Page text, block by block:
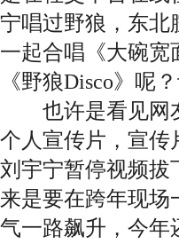
宁唱过野狼，东北
一起合唱《大碗宽
《野狼Disco》
也许是看见网友
个人宣传片，宣传
刘宇宁暂停视频拔
来是要在跨年现场
气一路飙升，今年